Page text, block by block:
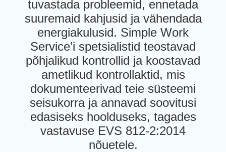
tuvastada probleemid, ennetada
suuremaid kahjusid ja vähendada
energiakulusid. Simple Work
Service’i spetsialistid teostavad
põhjalikud kontrollid ja koostavad
ametlikud kontrollaktid, mis
dokumenteerivad teie süsteemi
seisukorra ja annavad soovitusi
edasiseks hoolduseks, tagades
vastavuse EVS 812-2:2014
nõuetele.